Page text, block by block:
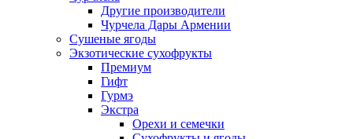
Другие производители
Чурчела Дары Армении
Сушеные ягоды
Экзотические сухофрукты
Премиум
Гифт
Гурмэ
Экстра
Орехи и семечки